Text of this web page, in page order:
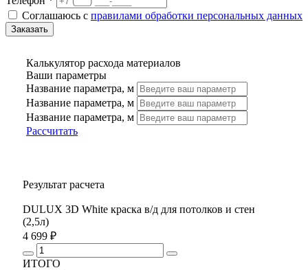
Соглашаюсь с правилами обработки персональных данных
Калькулятор расхода материалов
Ваши параметры
Название параметра, м
Название параметра, м
Название параметра, м
Рассчитать
Результат расчета
DULUX 3D White краска в/д для потолков и стен
(2,5л)
4 699 ₽
ИТОГО